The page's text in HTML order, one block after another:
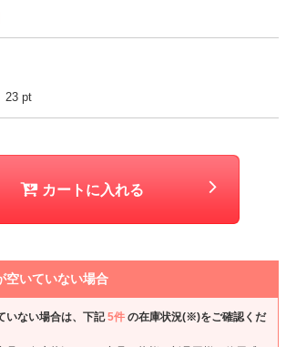
23 pt
カートに入れる
空いていない場合
いない場合は、下記5件 の在庫状況(※)をご確認くだ